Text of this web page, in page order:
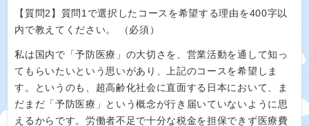
【質問2】質問1で選択したコースを希望する理由を400字以
内で教えてください。 （必須）
私は国内で「予防医療」の大切さを、営業活動を通して知っ
てもらいたいという思いがあり、上記のコースを希望しま
す。というのも、超高齢化社会に直面する日本において、ま
だまだ「予防医療」という概念が行き届いていないように思
えるからです。労働者不足で十分な税金を担保できず医療費